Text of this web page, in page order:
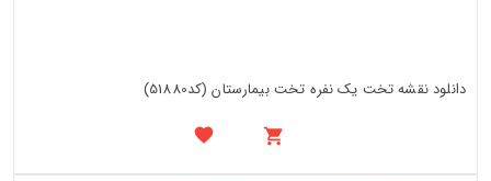
دانلود نقشه تخت یک نفره تخت بیمارستان (کد51880)